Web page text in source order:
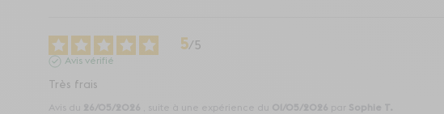
5/5
Avis vérifié
Très frais
26/05/2026 , suite à une expérience du 01/05/2026 Sophie T.